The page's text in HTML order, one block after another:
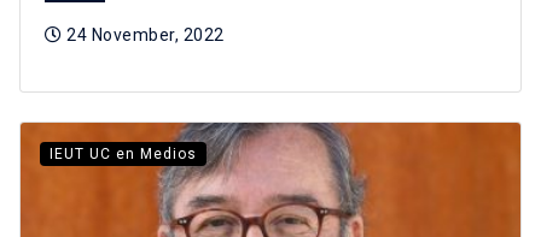
24 November, 2022
IEUT UC en Medios